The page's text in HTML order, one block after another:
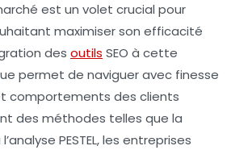
est un volet crucial pour
maximiser son efficacité
des outils SEO à cette
permet de naviguer avec finesse
comportements des clients
des méthodes telles que la
PESTEL, les entreprises